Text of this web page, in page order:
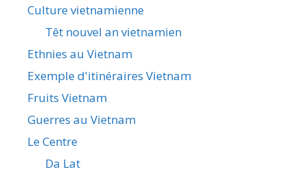
Culture vietnamienne
Têt nouvel an vietnamien
Ethnies au Vietnam
Exemple d'itinéraires Vietnam
Fruits Vietnam
Guerres au Vietnam
Le Centre
Da Lat